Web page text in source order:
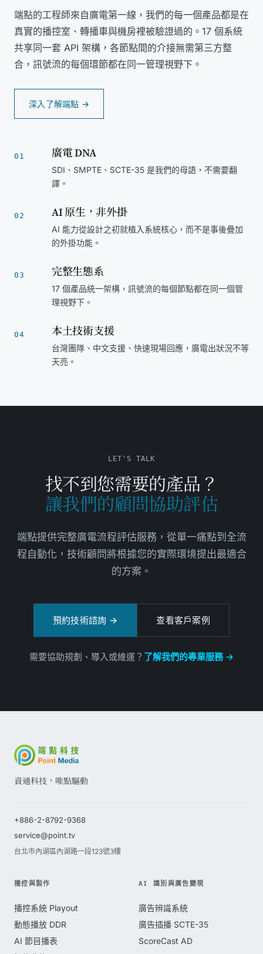
端點的工程師來自廣電第一線，我們的每一個產品都是在
真實的播控室、轉播車與機房裡被驗證過的。17 個系統
共享同一套 API 架構，各節點間的介接無需第三方整
合，訊號流的每個環節都在同一管理視野下。
深入了解端點 →
01 廣電 DNA
SDI、SMPTE、SCTE-35 是我們的母語，不需要翻
譯。
02 AI 原生，非外掛
AI 能力從設計之初就植入系統核心，而不是事後疊加
的外掛功能。
03 完整生態系
17 個產品統一架構，訊號流的每個節點都在同一個管
理視野下。
04 本土技術支援
台灣團隊、中文支援、快速現場回應，廣電出狀況不等
天亮。
LET'S TALK
找不到您需要的產品？
讓我們的顧問協助評估
端點提供完整廣電流程評估服務，從單一痛點到全流
程自動化，技術顧問將根據您的實際環境提出最適合
的方案。
預約技術諮詢 → 查看客戶案例
需要協助規劃、導入或維運？ 了解我們的專業服務 →
資通科技，唯點驅動
+886-2-8792-9368
service@point.tv
台北市內湖區內湖路一段123號3樓
播控與製作
播控系統 Playout
動態播放 DDR
AI 節目播表
AI 識別與廣告變現
廣告辨識系統
廣告插播 SCTE-35
ScoreCast AD